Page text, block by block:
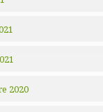
2020